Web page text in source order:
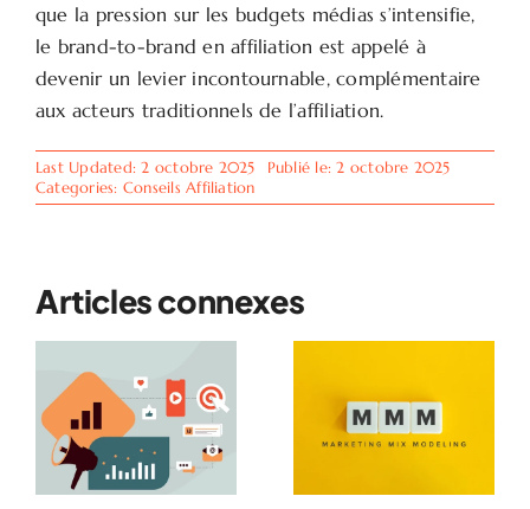
que la pression sur les budgets médias s’intensifie,
le brand-to-brand en affiliation est appelé à
devenir un levier incontournable, complémentaire
aux acteurs traditionnels de l’affiliation.
Last Updated: 2 octobre 2025
Publié le: 2 octobre 2025
Categories: Conseils Affiliation
Articles connexes